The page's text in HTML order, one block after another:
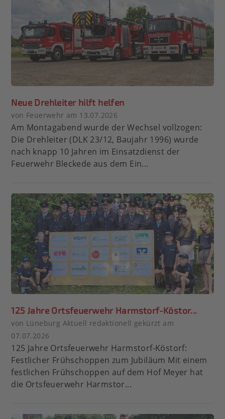
Neue Drehleiter hilft helfen
von Feuerwehr am 13.07.2026
Am Montagabend wurde der Wechsel vollzogen:
Die Drehleiter (DLK 23/12, Baujahr 1996) wurde
nach knapp 10 Jahren im Einsatzdienst der
Feuerwehr Bleckede aus dem Ein...
125 Jahre Ortsfeuerwehr Harmstorf-Köstor...
von Lüneburg Aktuell redaktionell gekürzt am
07.07.2026
125 Jahre Ortsfeuerwehr Harmstorf-Köstorf:
Festlicher Frühschoppen zum Jubiläum Mit einem
festlichen Frühschoppen auf dem Hof Meyer hat
die Ortsfeuerwehr Harmstor...